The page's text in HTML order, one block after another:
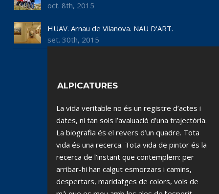
oct. 8th, 2015
HUAV. Arnau de Vilanova. NAU D'ART.
set. 30th, 2015
ALPICATURES
La vida veritable no és un registre d’actes i
dates, ni tan sols l’avaluació d’una trajectòria.
La biografia és el revers d’un quadre. Tota
vida és una recerca. Tota vida de pintor és la
recerca de l’instant que contemplem: per
arribar-hi han calgut esmorzars i camins,
despertars, maridatges de colors, vols de